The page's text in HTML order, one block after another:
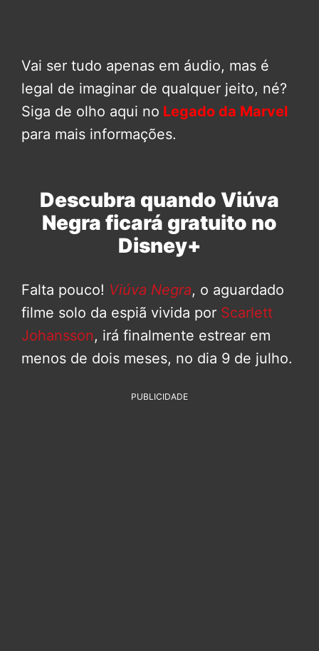
Vai ser tudo apenas em áudio, mas é
legal de imaginar de qualquer jeito, né?
Siga de olho aqui no Legado da Marvel
para mais informações.
Descubra quando Viúva
Negra ficará gratuito no
Disney+
Falta pouco! Viúva Negra, o aguardado
filme solo da espiã vivida por Scarlett
Johansson, irá finalmente estrear em
menos de dois meses, no dia 9 de julho.
PUBLICIDADE